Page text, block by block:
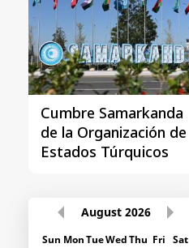
Cumbre Samarkanda
de la Organización de
Estados Túrquicos
August 2026
Sun MonTueWedThu Fri Sat